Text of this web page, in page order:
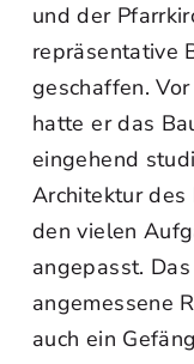
und der
repräsentative
geschaffen.
hatte er das
eingehend
Architektur
den vielen
angepasst.
angemessene
auch ein